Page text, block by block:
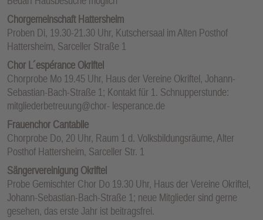
Chorgemeinschaft Hattersheim
Proben Di, 19.30-21.30 Uhr, Kutschersaal im Alten Posthof
Hattersheim, Sarceller Straße 1
Chor L´espérance Okriftel
Chorprobe Mo 19.45 Uhr, Haus der Vereine Okriftel, Johann-
Sebastian-Bach-Straße 1; Kontakt für 1. Schnupperstunde:
mitgliederbetreuung@chor- lesperance.de
Frauenchor Cantabile
Chorprobe Do, 20 Uhr, Raum 1 d. Volksbildungsräume, Alter
Posthof Hattersheim, Sarceller Str. 1
Sängervereinigung Okriftel
Probe Gemischter Chor Do 19.30 Uhr, Haus der Vereine Okriftel,
Johann-Sebastian-Bach-Straße 1; neue Mitglieder sind gerne
gesehen, das erste Jahr ist beitragsfrei.